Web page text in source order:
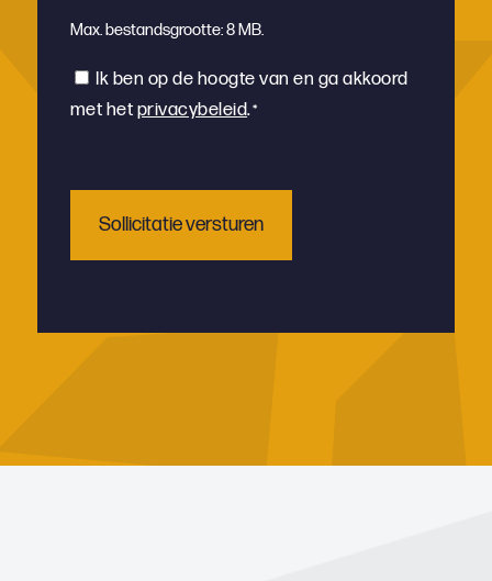
Max. bestandsgrootte: 8 MB.
Instemming
*
Ik ben op de hoogte van en ga akkoord
met het privacybeleid.*